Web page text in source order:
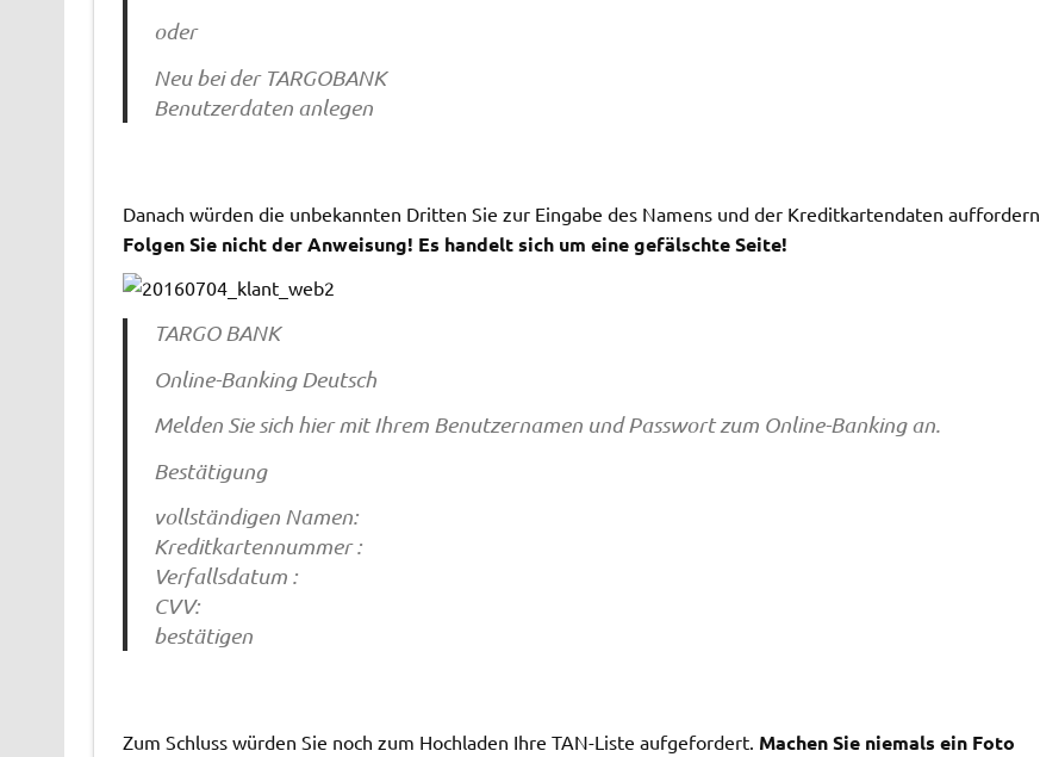
oder
Neu bei der TARGOBANK
Benutzerdaten anlegen
Danach würden die unbekannten Dritten Sie zur Eingabe des Namens und der Kreditkartendaten auffordern.
Folgen Sie nicht der Anweisung! Es handelt sich um eine gefälschte Seite!
TARGO BANK
Online-Banking Deutsch
Melden Sie sich hier mit Ihrem Benutzernamen und Passwort zum Online-Banking an.
Bestätigung
vollständigen Namen:
Kreditkartennummer :
Verfallsdatum :
CVV:
bestätigen
Zum Schluss würden Sie noch zum Hochladen Ihre TAN-Liste aufgefordert. Machen Sie niemals ein Foto